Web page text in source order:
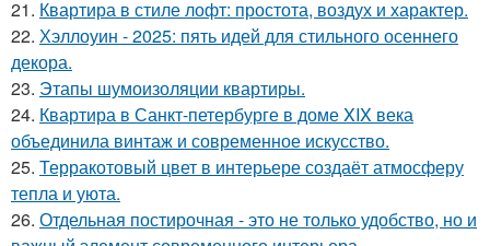
21. Квартира в стиле лофт: простота, воздух и характер.
22. Хэллоуин - 2025: пять идей для стильного осеннего
декора.
23. Этапы шумоизоляции квартиры.
24. Квартира в Санкт-петербурге в доме XIX века
объединила винтаж и современное искусство.
25. Терракотовый цвет в интерьере создаёт атмосферу
тепла и уюта.
26. Отдельная постирочная - это не только удобство, но и